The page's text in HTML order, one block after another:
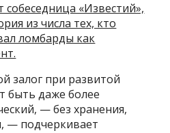
«Известий»,
из числа тех, кто
ломбарды как
залог при развитой
быть даже более
— без хранения,
— подчеркивает